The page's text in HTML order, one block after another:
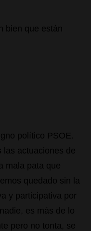
bien que están
político PSOE.
las actuaciones de
mala pata que
quedado sin la
y participativa por
es más de lo
pero no tonta, se